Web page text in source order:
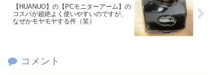
【HUANUO】の【PCモニターアーム】の
コスパが超絶よく使いやすいのですが、
なぜかモヤモヤする件（笑）
コメント